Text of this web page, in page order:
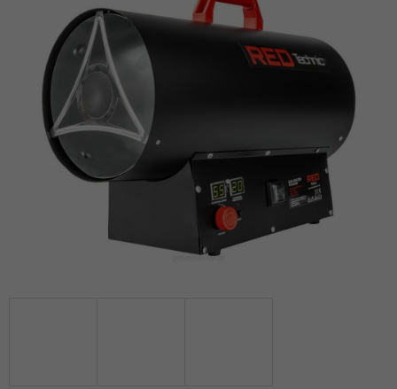
hvězdiček.